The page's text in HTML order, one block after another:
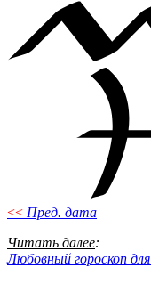
<< Пред. дата
Читать далее:
Любовный гороскоп